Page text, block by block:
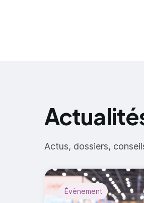
Actus, dossiers,
Évènement